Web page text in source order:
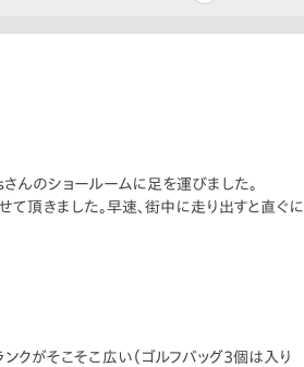
んのショールームに足を運びました。
頂きました。早速、街中に走り出すと直ぐに
クがそこそこ広い（ゴルフバッグ3個は入り